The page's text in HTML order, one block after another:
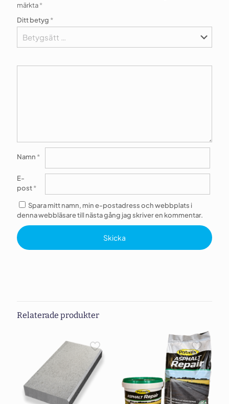
märkta*
Ditt betyg *
Namn *
E-
post*
Spara mitt namn, min e-postadress och webbplats i
denna webbläsare till nästa gång jag skriver en kommentar.
Relaterade produkter